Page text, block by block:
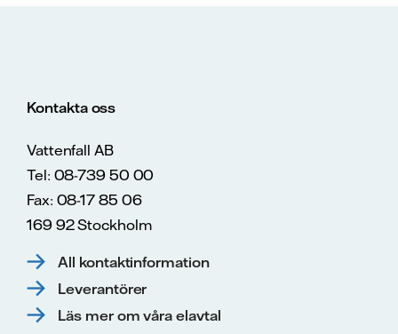
Kontakta oss
Vattenfall AB
Tel: 08-739 50 00
Fax: 08-17 85 06
169 92 Stockholm
All kontaktinformation
Leverantörer
Läs mer om våra elavtal